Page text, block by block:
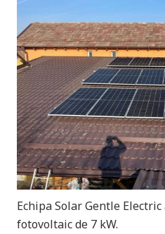
Echipa Solar Gentle
fotovoltaic de 7 kW.